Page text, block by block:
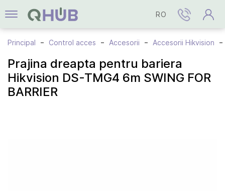
RO
Principal Control acces Accesorii Accesorii Hikvision
Prajina dreapta pentru bariera
Hikvision DS-TMG4 6m SWING FOR
BARRIER